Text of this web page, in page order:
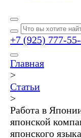
+7 (925) 777-
Главная
>
Статьи
>
Работа в
японской
японского языка